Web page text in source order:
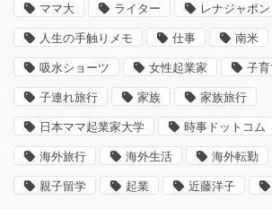
ママ大 ライター レナジャポン
人生の手触りメモ 仕事 南米
吸水ショーツ 女性起業家 子育
子連れ旅行 家族 家族旅行
日本ママ起業家大学 時事ドットコム
海外旅行 海外生活 海外転勤
親子留学 起業 近藤洋子